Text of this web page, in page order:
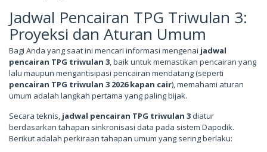
Jadwal Pencairan TPG Triwulan 3:
Proyeksi dan Aturan Umum
Bagi Anda yang saat ini mencari informasi mengenai jadwal
pencairan TPG triwulan 3, baik untuk memastikan pencairan yang
lalu maupun mengantisipasi pencairan mendatang (seperti
pencairan TPG triwulan 3 2026 kapan cair), memahami aturan
umum adalah langkah pertama yang paling bijak.
Secara teknis, jadwal pencairan TPG triwulan 3diatur
berdasarkan tahapan sinkronisasi data pada sistem Dapodik.
Berikut adalah perkiraan tahapan umum yang sering berlaku: